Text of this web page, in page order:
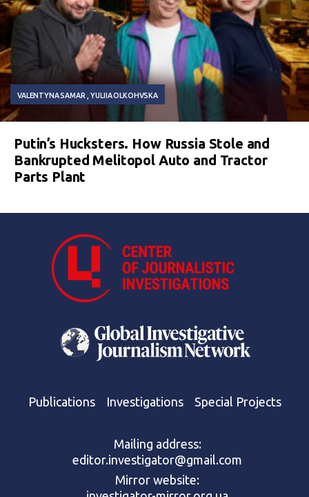
VALENTYNA SAMAR YULIIA OLKOHVSKA
Putin’s Hucksters. How Russia Stole and
Bankrupted Melitopol Auto and Tractor
Parts Plant
Publications Investigations Special Projects
Mailing address:
editor.investigator@gmail.com
Mirror website: